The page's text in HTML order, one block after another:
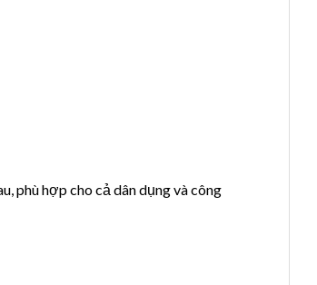
phù hợp cho cả dân dụng và công